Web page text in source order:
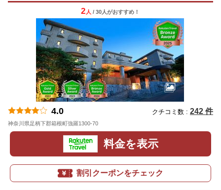
2 人 / 30人がおすすめ！
4.0 クチコミ数 : 242 件
神奈川県足柄下郡箱根町強羅1300-70
料金を表示
割引クーポンをチェック